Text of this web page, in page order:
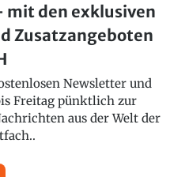
den exklusiven
Zusatzangeboten
Newsletter und
Freitag pünktlich zur
aus der Welt der